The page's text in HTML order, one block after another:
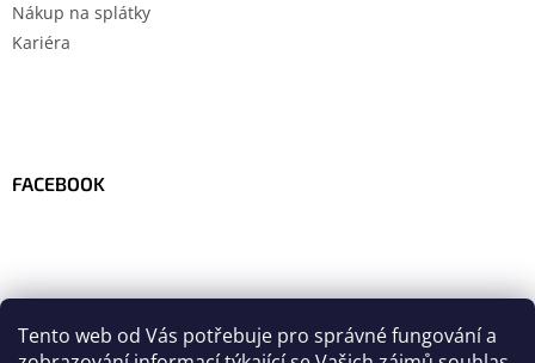
Tento web od Vás potřebuje pro správné fungování a
Nákup na splátky
Kariéra
FACEBOOK